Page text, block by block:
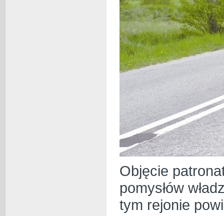
Objęcie
pomysłów
tym rejonie